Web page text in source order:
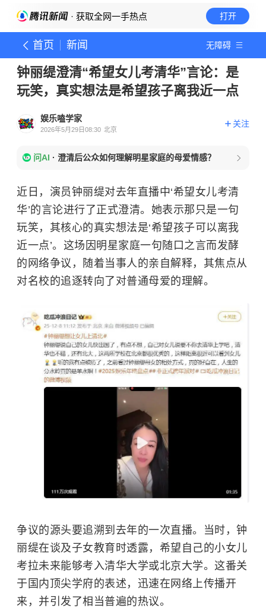
· 获取全网一手热点 打开
首页 新闻 无障碍
钟丽缇澄清“希望女儿考清华”言论：是
玩笑，真实想法是希望孩子离我近一点
娱乐嗑学家
2026年5月29日08:30 北京
关注
问AI · 澄清后公众如何理解明星家庭的母爱情感？
近日，演员钟丽缇对去年直播中‘希望女儿考清
华’的言论进行了正式澄清。她表示那只是一句
玩笑，其核心的真实想法是‘希望孩子可以离我
近一点’。这场因明星家庭一句随口之言而发酵
的网络争议，随着当事人的亲自解释，其焦点从
对名校的追逐转向了对普通母爱的理解。
争议的源头要追溯到去年的一次直播。当时， 钟
丽缇在谈及子女教育时透露，希望自己的小女儿
考拉未来能够考入清华大学或北京大学。这番关
于国内顶尖学府的表述，迅速在网络上传播开
来，并引发了相当普遍的热议。